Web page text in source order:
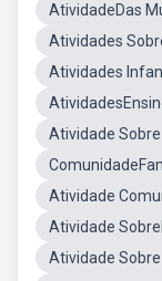
AtividadeDas
Atividades
Atividades
Atividade
Atividade
Atividade
Atividade